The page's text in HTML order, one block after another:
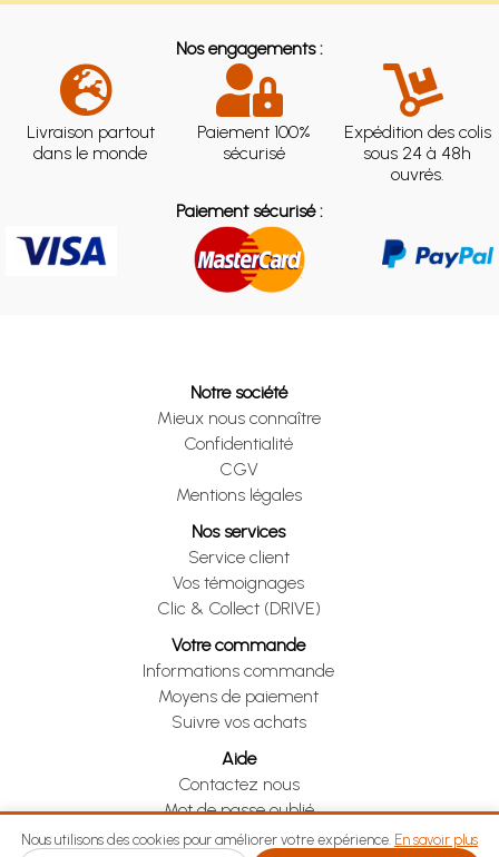
Nos engagements :
Livraison partout
dans le monde
Paiement 100%
sécurisé
Expédition des colis
sous 24 à 48h
ouvrés.
Paiement sécurisé :
Notre société
Mieux nous connaître
Confidentialité
CGV
Mentions légales
Nos services
Service client
Vos témoignages
Clic & Collect (DRIVE)
Votre commande
Informations commande
Moyens de paiement
Suivre vos achats
Aide
Contactez nous
Mot de passe oublié
Je me rétracte
Nous utilisons des cookies pour améliorer votre expérience. En savoir plus